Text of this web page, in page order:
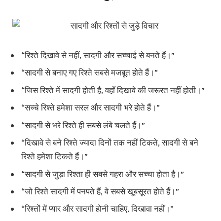
“रिश्ते दिखावे से नहीं, सादगी और सच्चाई से बनते हैं।”
“सादगी से बनाए गए रिश्ते सबसे मजबूत होते हैं।”
“जिस रिश्ते में सादगी होती है, वहाँ दिखावे की जरूरत नहीं होती।”
“सच्चे रिश्ते हमेशा सरल और सादगी भरे होते हैं।”
“सादगी से भरे रिश्ते ही सबसे लंबे चलते हैं।”
“दिखावे से बने रिश्ते ज्यादा दिनों तक नहीं टिकते, सादगी से बने
रिश्ते हमेशा टिकते हैं।”
“सादगी से जुड़ा रिश्ता ही सबसे गहरा और सच्चा होता है।”
“जो रिश्ते सादगी में पनपते हैं, वे सबसे खूबसूरत होते हैं।”
“रिश्तों में प्यार और सादगी होनी चाहिए, दिखावा नहीं।”